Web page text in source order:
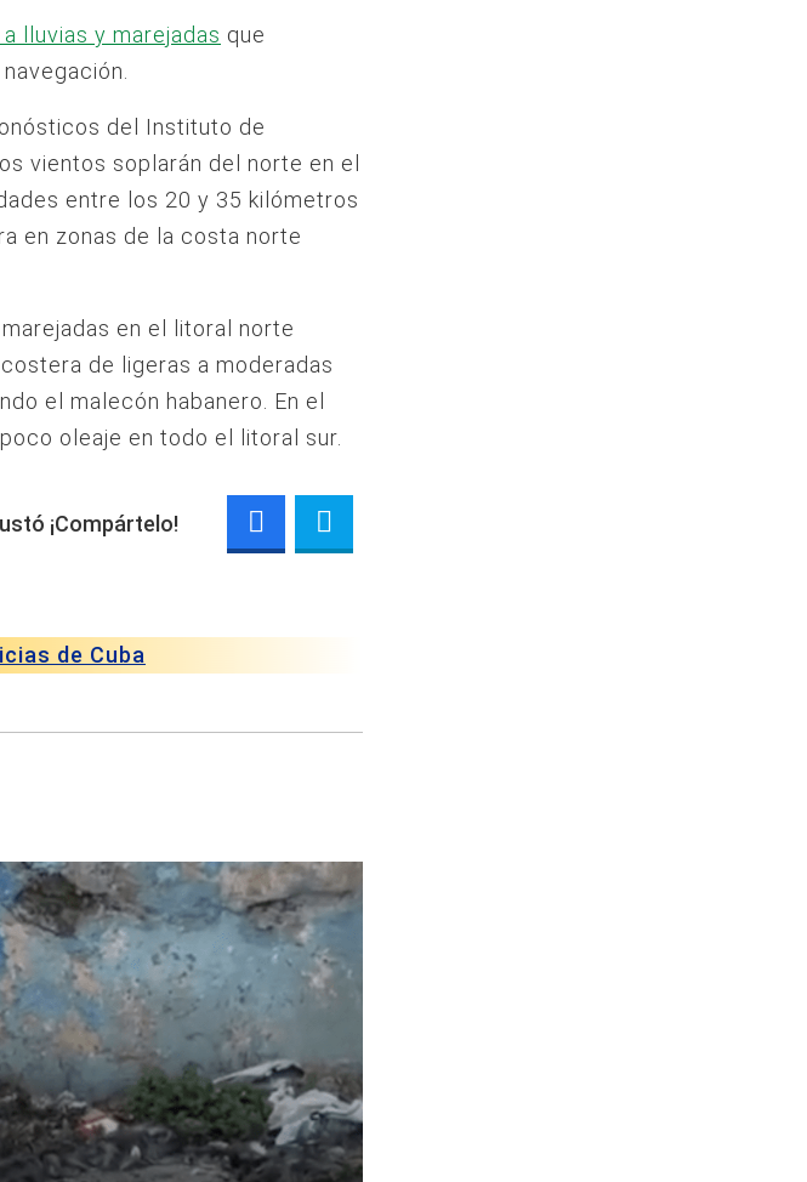
lluvias y marejadas que
del Instituto de
vientos soplarán del norte en el
entre los 20 y 35 kilómetros
en zonas de la costa norte
en el litoral norte
de ligeras a moderadas
el malecón habanero. En el
oleaje en todo el litoral sur.
¡Compártelo!
de Cuba